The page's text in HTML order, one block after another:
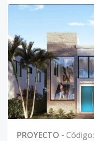
PROYECTO - Código: